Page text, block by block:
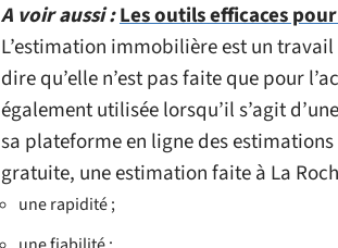
A voir aussi :Les outils efficaces
L’estimation immobilière est un
dire qu’elle n’est pas faite que pour
également utilisée lorsqu’il s’agit
sa plateforme en ligne des
gratuite, une estimation faite à La
une rapidité ;